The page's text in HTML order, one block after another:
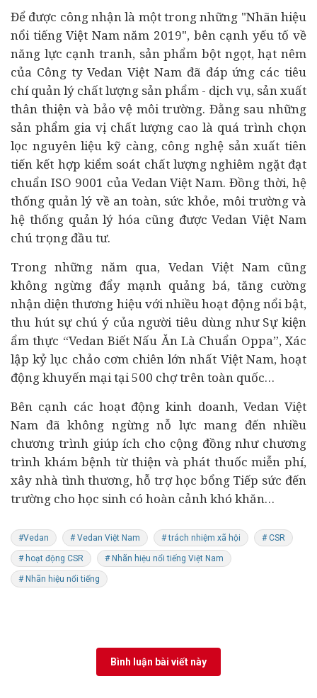
Để được công nhận là một trong những "Nhãn hiệu
nổi tiếng Việt Nam năm 2019", bên cạnh yếu tố về
năng lực cạnh tranh, sản phẩm bột ngọt, hạt nêm
của Công ty Vedan Việt Nam đã đáp ứng các tiêu
chí quản lý chất lượng sản phẩm - dịch vụ, sản xuất
thân thiện và bảo vệ môi trường. Đằng sau những
sản phẩm gia vị chất lượng cao là quá trình chọn
lọc nguyên liệu kỹ càng, công nghệ sản xuất tiên
tiến kết hợp kiểm soát chất lượng nghiêm ngặt đạt
chuẩn ISO 9001 của Vedan Việt Nam. Đồng thời, hệ
thống quản lý về an toàn, sức khỏe, môi trường và
hệ thống quản lý hóa cũng được Vedan Việt Nam
chú trọng đầu tư.
Trong những năm qua, Vedan Việt Nam cũng
không ngừng đẩy mạnh quảng bá, tăng cường
nhận diện thương hiệu với nhiều hoạt động nổi bật,
thu hút sự chú ý của người tiêu dùng như Sự kiện
ẩm thực “Vedan Biết Nấu Ăn Là Chuẩn Oppa”, Xác
lập kỷ lục chảo cơm chiên lớn nhất Việt Nam, hoạt
động khuyến mại tại 500 chợ trên toàn quốc…
Bên cạnh các hoạt động kinh doanh, Vedan Việt
Nam đã không ngừng nỗ lực mang đến nhiều
chương trình giúp ích cho cộng đồng như chương
trình khám bệnh từ thiện và phát thuốc miễn phí,
xây nhà tình thương, hỗ trợ học bổng Tiếp sức đến
trường cho học sinh có hoàn cảnh khó khăn…
#Vedan # Vedan Việt Nam # trách nhiệm xã hội # CSR
# hoạt động CSR # Nhãn hiệu nổi tiếng Việt Nam
# Nhãn hiệu nổi tiếng
Bình luận bài viết này